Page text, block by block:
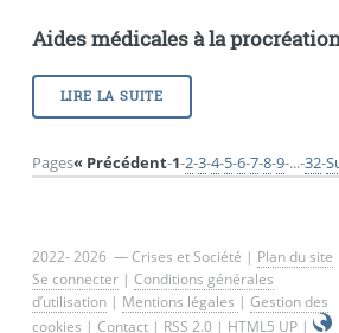
Aides médicales à la
LIRE LA SUITE
Pages« Précédent-1-2-3-4-5-6-7-8-9-...-32-
2022- 2026 — Crises et Société | Plan du site
Se connecter| Conditions générales
d’utilisation| Mentions légales | Gestion des
cookies | Contact| RSS 2.0| HTML5 UP|